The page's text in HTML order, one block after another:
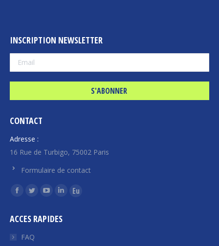
INSCRIPTION NEWSLETTER
CONTACT
Adresse :
16 Rue de Turbigo, 75002 Paris
Formulaire de contact
Trouvez nous sur :
La
Facebook
s'ouvre
La
Twitter
s'ouvre
La
YouTube
La
LinkedIn
La
ACCES RAPIDES
FAQ